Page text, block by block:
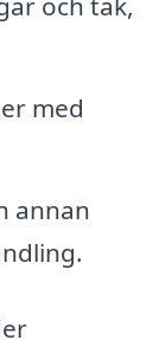
med
annan